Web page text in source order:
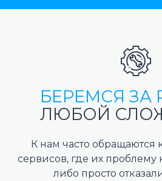
БЕРЕМСЯ ЗА
ЛЮБОЙ
К нам часто обращаются
сервисов, где их проблему
либо просто